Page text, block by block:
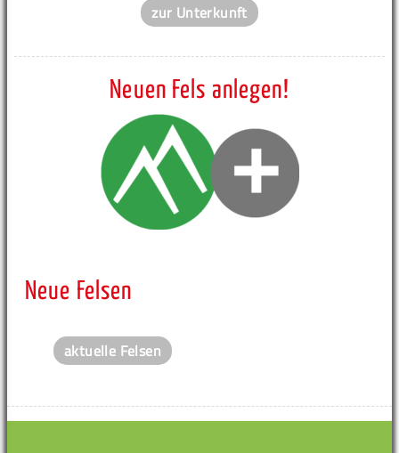
zur Unterkunft
Neuen Fels anlegen!
Neue Felsen
aktuelle Felsen